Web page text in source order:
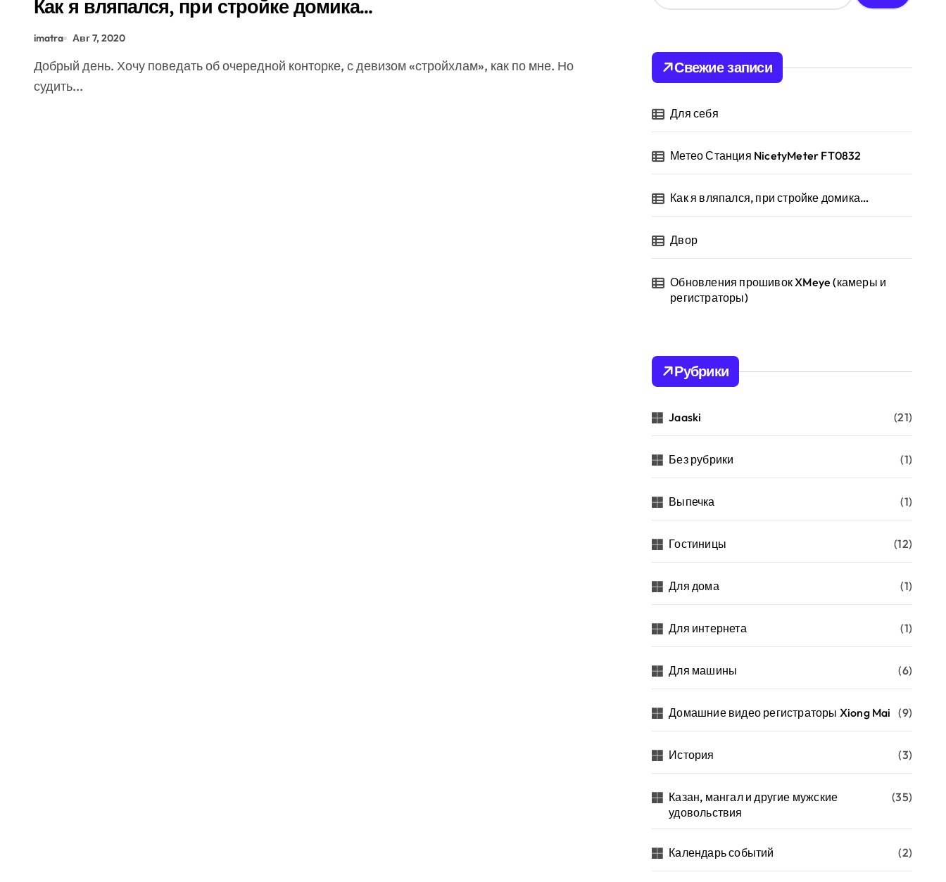
Как я вляпался, при стройке домика…
imatra Авг 7, 2020
Добрый день. Хочу поведать об очередной конторке, с девизом «стройхлам», как по мне. Но
судить...
:
Свежие записи
Для себя
Метео Станция NicetyMeter FT0832
Как я вляпался, при стройке домика…
Двор
Обновления прошивок XMeye (камеры и
регистраторы)
Рубрики
Jaaski (21)
Без рубрики (1)
Выпечка (1)
Гостиницы (12)
Для дома (1)
Для интернета (1)
Для машины (6)
Домашние видео регистраторы Xiong Mai (9)
История (3)
Казан, мангал и другие мужские
удовольствия
(35)
Календарь событий (2)